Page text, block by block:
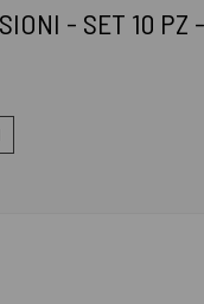
- SET 10 PZ